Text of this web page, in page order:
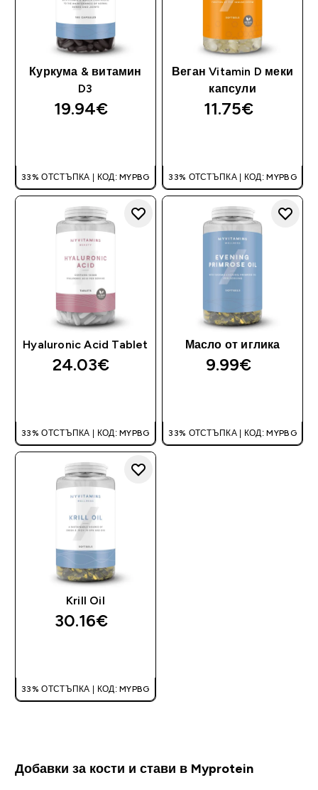
Куркума & витамин
D3
19.94€‎
33% ОТСТЪПКА | КОД: MYPBG
Веган Vitamin D меки
капсули
11.75€‎
33% ОТСТЪПКА | КОД: MYPBG
Hyaluronic Acid Tablet
24.03€‎
33% ОТСТЪПКА | КОД: MYPBG
Масло от иглика
9.99€‎
33% ОТСТЪПКА | КОД: MYPBG
Krill Oil
30.16€‎
33% ОТСТЪПКА | КОД: MYPBG
Добавки за кости и стави в Myprotein